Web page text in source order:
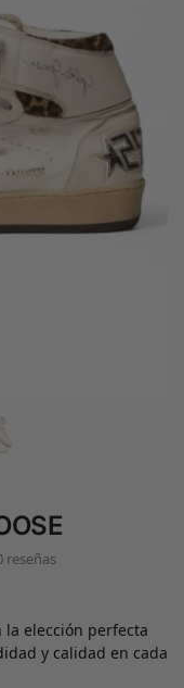
reseñas
la elección perfecta
y calidad en cada